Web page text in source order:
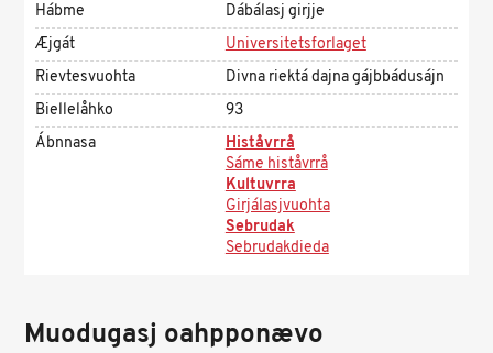
Hábme
Dábálasj girjje
Æjgát
Universitetsforlaget
Rievtesvuohta
Divna riektá dajna gájbbádusájn
Biellelåhko
93
Ábnnasa
Histåvrrå
Sáme histåvrrå
Kultuvrra
Girjálasjvuohta
Sebrudak
Sebrudakdieda
Muodugasj oahpponævo